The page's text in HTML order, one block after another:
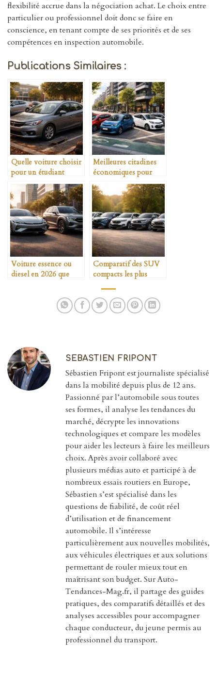
flexibilité accrue dans la négociation achat. Le choix entre
particulier ou professionnel doit donc se faire en
conscience, en tenant compte de ses priorités et de ses
compétences en inspection automobile.
Publications Similaires :
Quelle voiture choisir
pour un étudiant
Meilleures citadines
économiques pour
jeune conducteur
Voiture essence ou
diesel en 2026 que
Comparatif des SUV
compacts les plus
SEBASTIEN FRIPONT
Sébastien Fripont est journaliste spécialisé
dans la mobilité depuis plus de 12 ans.
Passionné par l’automobile sous toutes
ses formes, il analyse les tendances du
marché, décrypte les innovations
technologiques et compare les modèles
pour aider les lecteurs à faire les meilleurs
choix. Après avoir collaboré avec
plusieurs médias auto et participé à de
nombreux essais routiers en Europe,
Sébastien s’est spécialisé dans les
questions de fiabilité, de coût réel
d’utilisation et de financement
automobile. Il s’intéresse
particulièrement aux nouvelles mobilités,
aux véhicules électriques et aux solutions
permettant de rouler mieux tout en
maîtrisant son budget. Sur Auto-
Tendances-Mag.fr, il partage des guides
pratiques, des comparatifs détaillés et des
analyses accessibles pour accompagner
chaque conducteur, du jeune permis au
professionnel du transport.